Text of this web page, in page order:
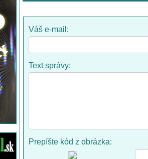
Váš e-mail:
Text správy:
Prepíšte kód z obrázka: